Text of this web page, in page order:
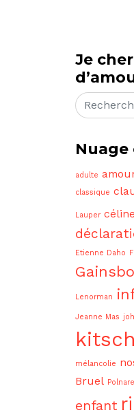
Je
Rechercher
Nuage
adulte
classique
Lauper
Etienne Daho
Lenorman
Jeanne Mas
kitsch
mélancolie
Bruel
enfant